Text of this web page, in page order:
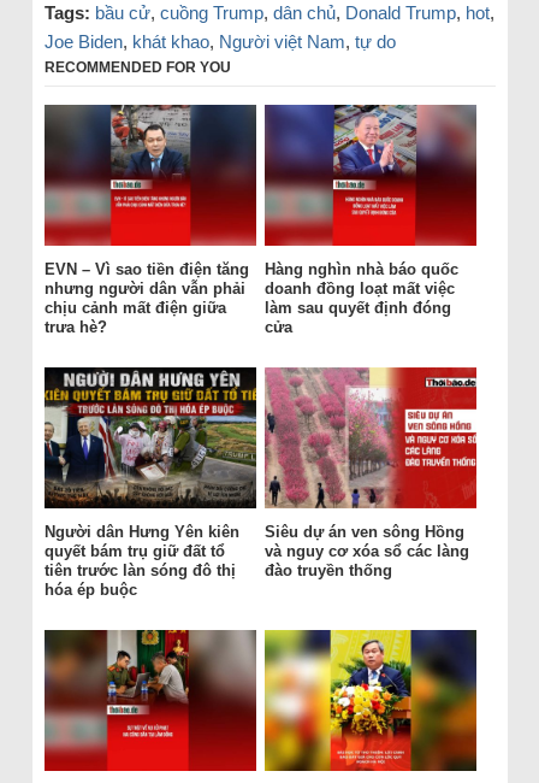
Tags: bầu cử, cuồng Trump, dân chủ, Donald Trump, hot,
Joe Biden, khát khao, Người việt Nam, tự do
RECOMMENDED FOR YOU
EVN – Vì sao tiền điện tăng
nhưng người dân vẫn phải
chịu cảnh mất điện giữa
trưa hè?
Hàng nghìn nhà báo quốc
doanh đồng loạt mất việc
làm sau quyết định đóng
cửa
Người dân Hưng Yên kiên
quyết bám trụ giữ đất tổ
tiên trước làn sóng đô thị
hóa ép buộc
Siêu dự án ven sông Hồng
và nguy cơ xóa sổ các làng
đào truyền thống